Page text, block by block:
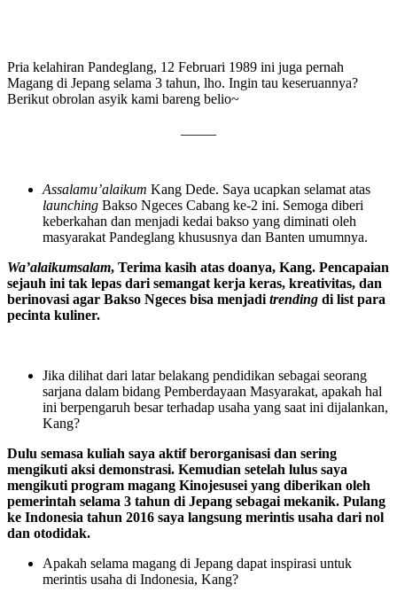
Pria kelahiran Pandeglang, 12 Februari 1989 ini juga pernah
Magang di Jepang selama 3 tahun, lho. Ingin tau keseruannya?
Berikut obrolan asyik kami bareng belio~
Assalamu’alaikum Kang Dede. Saya ucapkan selamat atas
launching Bakso Ngeces Cabang ke-2 ini. Semoga diberi
keberkahan dan menjadi kedai bakso yang diminati oleh
masyarakat Pandeglang khususnya dan Banten umumnya.
Wa’alaikumsalam, Terima kasih atas doanya, Kang. Pencapaian
sejauh ini tak lepas dari semangat kerja keras, kreativitas, dan
berinovasi agar Bakso Ngeces bisa menjadi trending di list para
pecinta kuliner.
Jika dilihat dari latar belakang pendidikan sebagai seorang
sarjana dalam bidang Pemberdayaan Masyarakat, apakah hal
ini berpengaruh besar terhadap usaha yang saat ini dijalankan,
Kang?
Dulu semasa kuliah saya aktif berorganisasi dan sering
mengikuti aksi demonstrasi. Kemudian setelah lulus saya
mengikuti program magang Kinojesusei yang diberikan oleh
pemerintah selama 3 tahun di Jepang sebagai mekanik. Pulang
ke Indonesia tahun 2016 saya langsung merintis usaha dari nol
dan otodidak.
Apakah selama magang di Jepang dapat inspirasi untuk
merintis usaha di Indonesia, Kang?